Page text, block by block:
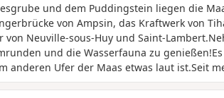
und dem Puddingstein liegen die
von Ampsin, das Kraftwerk von
von Neuville-sous-Huy und Saint-
und die Wasserfauna zu
anderen Ufer der Maas etwas laut ist.Seit
N684 zwischen Tihange und Strée gebaut.